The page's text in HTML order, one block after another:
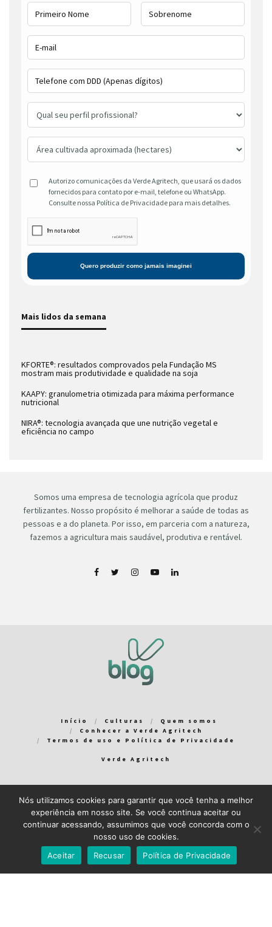
Autorizo comunicações da Verde Agritech, que usará os dados
fornecidos para contato por e-mail, telefone ou WhatsApp.
Consulte nossa Política de Privacidade para mais detalhes.
Mais lidos da semana
KFORTE®: resultados comprovados pela Fundação MS
mostram mais produtividade e qualidade na soja
KAAPY: granulometria otimizada para máxima performance
nutricional
NIRA®: tecnologia avançada que une nutrição vegetal e
eficiência no campo
Somos uma empresa de tecnologia agrícola que produz
fertilizantes. Nosso propósito é melhorar a saúde de todas as
pessoas e a do planeta. Por isso, em parceria com a natureza,
fazemos a agricultura mais saudável, produtiva e rentável.
Início Culturas
Quem somos
Conhecer a Verde Agritech
Termos de uso e Política de Privacidade
Verde Agritech
Bem-vindo ao Verde Blog! Para que a sua experiência em nosso
blog seja a melhor possível, utilizamos cookies. Você pode
aceitar ou gerenciar seus cookiesaqui.
Recuso Close GDPR Cookie Banner
Nós utilizamos cookies para garantir que você tenha a melhor
experiência em nosso site. Se você continua aceitar ou
continuar acessando, assumimos que você concorda com o
nosso uso de cookies.
Aceitar
Recusar Política de Privacidade